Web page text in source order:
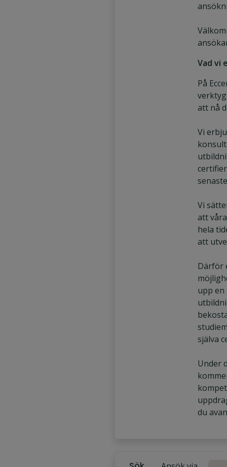
Vad vi
På
att nå
Vi
Vi
att
hela
att
Därför
upp en
själva
Under
du